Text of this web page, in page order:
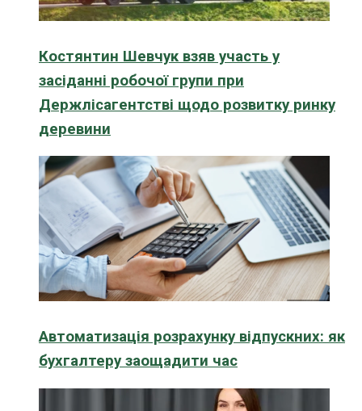
Костянтин Шевчук взяв участь у
засіданні робочої групи при
Держлісагентстві щодо розвитку ринку
деревини
Автоматизація розрахунку відпускних: як
бухгалтеру заощадити час